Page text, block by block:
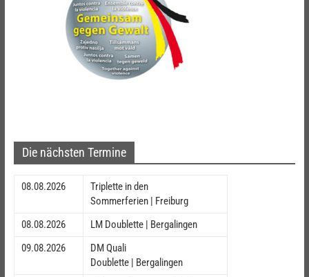
Die nächsten Termine
08.08.2026
Triplette in den
Sommerferien | Freiburg
08.08.2026
LM Doublette | Bergalingen
09.08.2026
DM Quali
Doublette | Bergalingen